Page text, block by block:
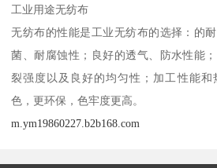
工业用途无纺布
无纺布的性能是工业无纺布的选择：的
菌、耐腐蚀性；良好的透气、防水性能
裂强度以及良好的均匀性；加工性能
色，更环保，色牢度更高。
m.ym19860227.b2b168.com